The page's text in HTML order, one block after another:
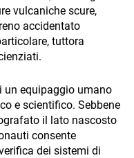
vulcaniche scure,
accidentato
tuttora
un equipaggio umano
e scientifico. Sebbene
il lato nascosto
consente
dei sistemi di